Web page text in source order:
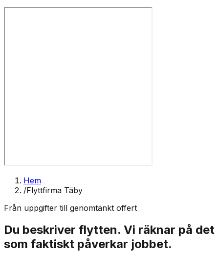
Hem
/Flyttfirma Täby
Från uppgifter till genomtänkt offert
Du beskriver flytten. Vi räknar på det
som faktiskt påverkar jobbet.